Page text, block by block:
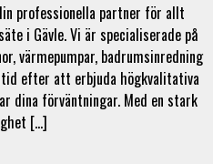
professionella partner för allt
i Gävle. Vi är specialiserade på
värmepumpar, badrumsinredning
efter att erbjuda högkvalitativa
dina förväntningar. Med en stark
[…]